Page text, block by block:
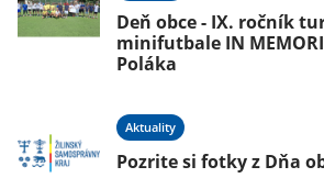
Deň obce - IX. ročník
minifutbale IN
Poláka
Aktuality
Pozrite si fotky z Dňa